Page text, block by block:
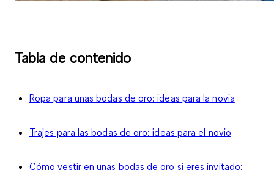
Tabla de contenido
Ropa para unas bodas de oro: ideas para la novia
Trajes para las bodas de oro: ideas para el novio
Cómo vestir en unas bodas de oro si eres invitado: